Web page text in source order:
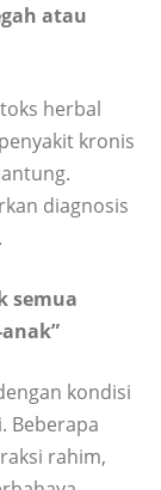
atau
herbal
kronis
diagnosis
semua
kondisi
Beberapa
rahim,